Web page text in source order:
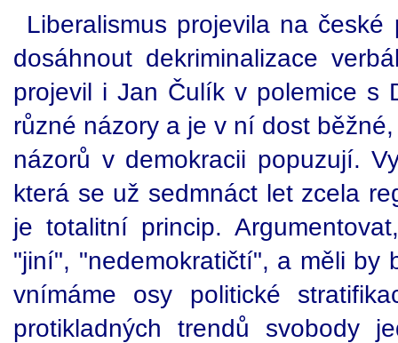
Liberalismus projevila na
dosáhnout dekriminalizace
projevil i Jan Čulík v polemice s
různé názory a je v ní dost
názorů v demokracii popuzují.
která se už sedmnáct let zcela
je totalitní princip.
"jiní", "nedemokratičtí", a měli by
vnímáme osy politické
protikladných trendů svobody